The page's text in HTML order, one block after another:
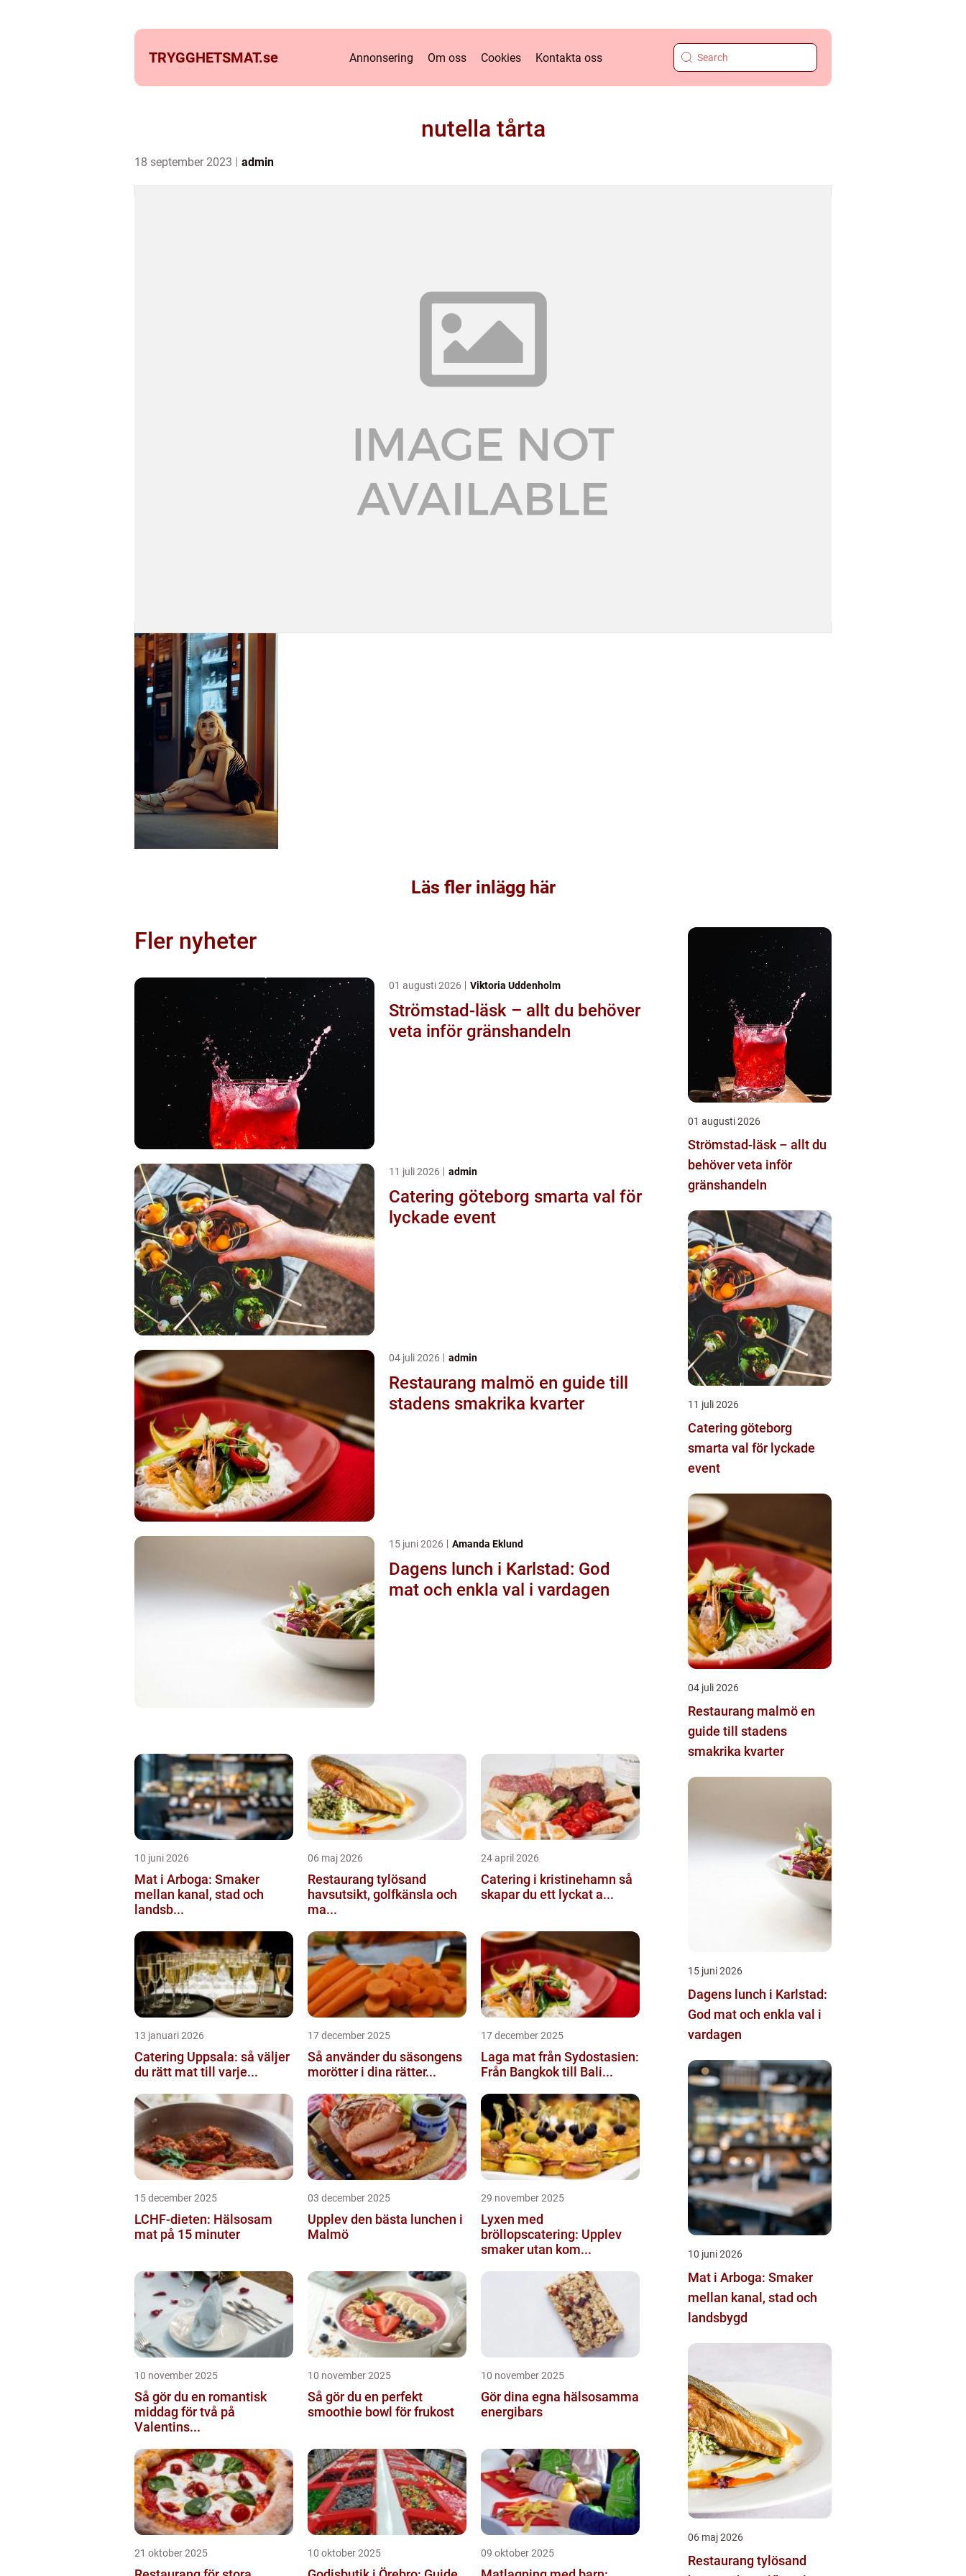
TRYGGHETSMAT.se Annonsering Om oss Cookies Kontakta oss
nutella tårta
18 september 2023 admin
Läs fler inlägg här
Fler nyheter
01 augusti 2026 Viktoria Uddenholm
Strömstad-läsk – allt du behöver
veta inför gränshandeln
11 juli 2026 admin
Catering göteborg smarta val för
lyckade event
04 juli 2026 admin
Restaurang malmö en guide till
stadens smakrika kvarter
15 juni 2026 Amanda Eklund
Dagens lunch i Karlstad: God
mat och enkla val i vardagen
10 juni 2026
Mat i Arboga: Smaker
mellan kanal, stad och
landsb...
06 maj 2026
Restaurang tylösand
havsutsikt, golfkänsla och
ma...
24 april 2026
Catering i kristinehamn så
skapar du ett lyckat a...
13 januari 2026
Catering Uppsala: så väljer
du rätt mat till varje...
17 december 2025
Så använder du säsongens
morötter i dina rätter...
17 december 2025
Laga mat från Sydostasien:
Från Bangkok till Bali...
15 december 2025
LCHF-dieten: Hälsosam
mat på 15 minuter
03 december 2025
Upplev den bästa lunchen i
Malmö
29 november 2025
Lyxen med
bröllopscatering: Upplev
smaker utan kom...
10 november 2025
Så gör du en romantisk
middag för två på
Valentins...
10 november 2025
Så gör du en perfekt
smoothie bowl för frukost
10 november 2025
Gör dina egna hälsosamma
energibars
21 oktober 2025 10 oktober 2025 09 oktober 2025
01 augusti 2026
Strömstad-läsk – allt du
behöver veta inför
gränshandeln
11 juli 2026
Catering göteborg
smarta val för lyckade
event
04 juli 2026
Restaurang malmö en
guide till stadens
smakrika kvarter
15 juni 2026
Dagens lunch i Karlstad:
God mat och enkla val i
vardagen
10 juni 2026
Mat i Arboga: Smaker
mellan kanal, stad och
landsbygd
06 maj 2026
Restaurang tylösand